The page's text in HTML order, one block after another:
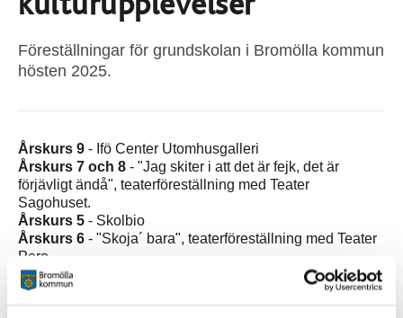
Föreställningar för grundskolan i Bromölla kommun
hösten 2025.
Årskurs 9 - Ifö Center Utomhusgalleri
Årskurs 7 och 8 - "Jag skiter i att det är fejk, det är
förjävligt ändå", teaterföreställning med Teater
Sagohuset.
Årskurs 5 - Skolbio
Årskurs 6 - "Skoja´ bara", teaterföreställning med Teater
Pero